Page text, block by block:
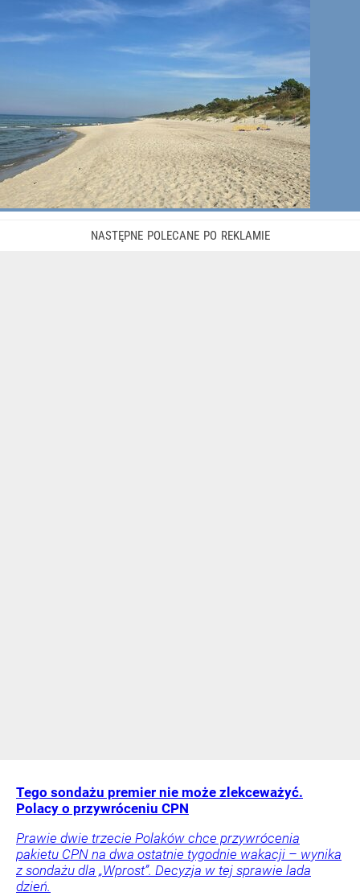
Tego sondażu premier nie może zlekceważyć.
Polacy o przywróceniu CPN
Prawie dwie trzecie Polaków chce przywrócenia
pakietu CPN na dwa ostatnie tygodnie wakacji – wynika
z sondażu dla „Wprost”. Decyzja w tej sprawie lada
dzień.